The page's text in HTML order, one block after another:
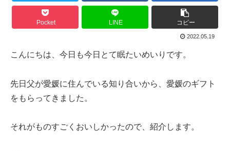
Pocket LINE コピー
2022.05.19
こんにちは、今日も今日とて眠たいめいりです。
先日父が愛媛に住んでいる知り合いから、愛媛のギフト
をもらってきました。
それがものすごくおいしかったので、紹介します。